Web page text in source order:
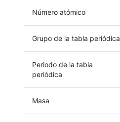
Número atómico
Grupo de la tabla periódica
Periodo de la tabla
periódica
Masa